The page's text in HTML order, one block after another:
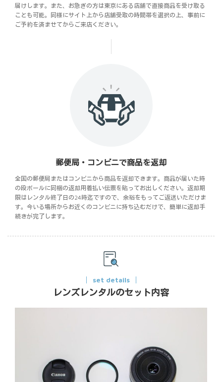
届けします。また、お急ぎの方は東京にある店舗で直接商品を受け取る
ことも可能。同様にサイト上から店舗受取の時間帯を選択の上、事前に
ご予約を済ませてからご来店ください。
郵便局・コンビニで商品を返却
全国の郵便局またはコンビニから商品を返却できます。商品が届いた時
の段ボールに同梱の返却用着払い伝票を貼ってお出しください。返却期
限はレンタル終了日の24時迄ですので、余裕をもってご返送いただけま
す。今いる場所からお近くのコンビニに持ち込むだけで、簡単に返却手
続きが完了します。
set details
レンズレンタルのセット内容